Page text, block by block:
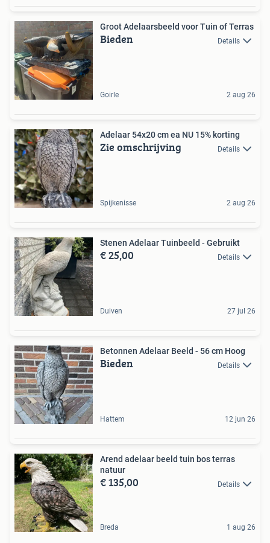
Groot Adelaarsbeeld voor Tuin of Terras
Bieden Details
Goirle 2 aug 26
Adelaar 54x20 cm ea NU 15% korting
Zie omschrijving Details
Spijkenisse 2 aug 26
Stenen Adelaar Tuinbeeld - Gebruikt
€ 25,00 Details
Duiven 27 jul 26
Betonnen Adelaar Beeld - 56 cm Hoog
Bieden Details
Hattem 12 jun 26
Arend adelaar beeld tuin bos terras
natuur
€ 135,00 Details
Breda 1 aug 26